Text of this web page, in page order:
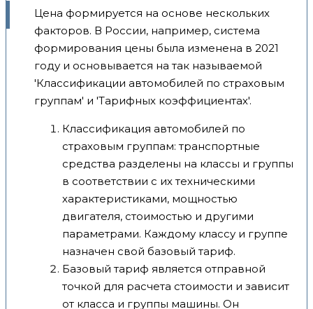
Цена формируется на основе нескольких
факторов. В России, например, система
формирования цены была изменена в 2021
году и основывается на так называемой
'Классификации автомобилей по страховым
группам' и 'Тарифных коэффициентах'.
Классификация автомобилей по
страховым группам: транспортные
средства разделены на классы и группы
в соответствии с их техническими
характеристиками, мощностью
двигателя, стоимостью и другими
параметрами. Каждому классу и группе
назначен свой базовый тариф.
Базовый тариф является отправной
точкой для расчета стоимости и зависит
от класса и группы машины. Он